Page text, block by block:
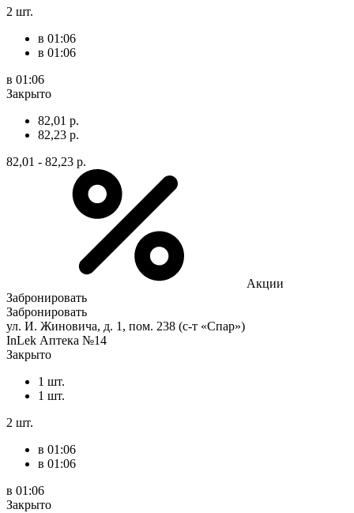
2 шт.
в 01:06
в 01:06
в 01:06
Закрыто
82,01 р.
82,23 р.
82,01 - 82,23 р.
Акции
Забронировать
Забронировать
ул. И. Жиновича, д. 1, пом. 238 (с-т «Спар»)
InLek Аптека №14
Закрыто
1 шт.
1 шт.
2 шт.
в 01:06
в 01:06
в 01:06
Закрыто